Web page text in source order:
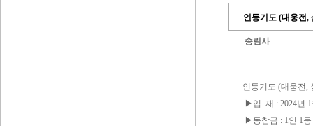
인등기도 (대웅전,
송림사
인등기도 (대웅전,
▶입 재 : 2024년
▶동참금 : 1인 1등